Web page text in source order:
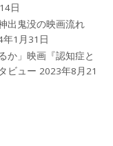
日
出鬼没の映画流れ
年1月31日
か」映画『認知症と
ビュー 2023年8月21